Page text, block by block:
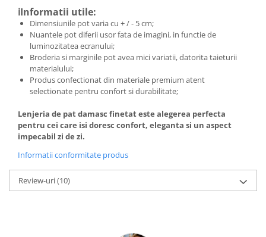
ℹ️Informatii utile:
Dimensiunile pot varia cu + / - 5 cm;
Nuantele pot diferii usor fata de imagini, in functie de
luminozitatea ecranului;
Broderia si marginile pot avea mici variatii, datorita taieturii
materialului;
Produs confectionat din materiale premium atent
selectionate pentru confort si durabilitate;
Lenjeria de pat damasc finetat este alegerea perfecta
pentru cei care isi doresc confort, eleganta si un aspect
impecabil zi de zi.
Informatii conformitate produs
Review-uri(10)